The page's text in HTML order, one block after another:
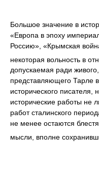
Большое значение в
«Европа в эпоху
Россию», «Крымская
некоторая вольность в
допускаемая ради
представляющего Тарле
исторического писателя,
исторические работы не
работ сталинского
не менее остаются
мысли, вполне